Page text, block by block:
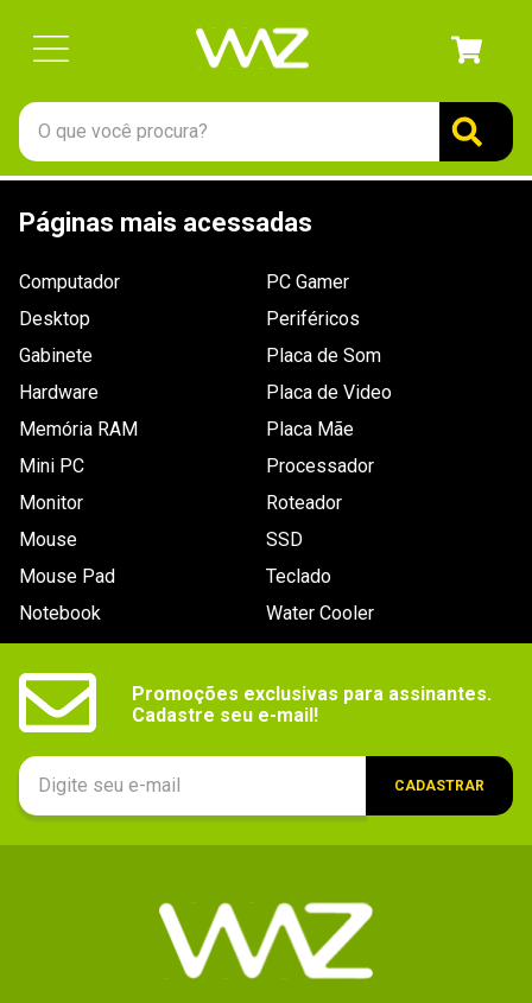
O que você procura?
Páginas mais acessadas
Computador
Desktop
Gabinete
Hardware
Memória RAM
Mini PC
Monitor
Mouse
Mouse Pad
Notebook
PC Gamer
Periféricos
Placa de Som
Placa de Video
Placa Mãe
Processador
Roteador
SSD
Teclado
Water Cooler
Promoções exclusivas para assinantes.
Cadastre seu e-mail!
CADASTRAR
1º
gabinete
teclado
ssd
openbox
mouse
jonsbo
fractal